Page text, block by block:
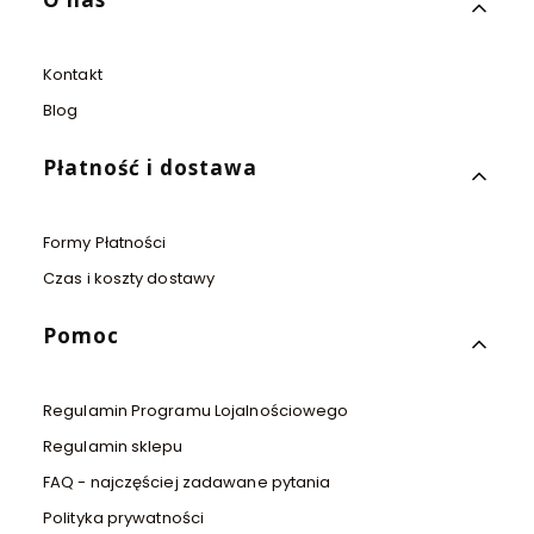
Kontakt
Blog
Płatność i dostawa
Formy Płatności
Czas i koszty dostawy
Pomoc
Regulamin Programu Lojalnościowego
Regulamin sklepu
FAQ - najczęściej zadawane pytania
Polityka prywatności